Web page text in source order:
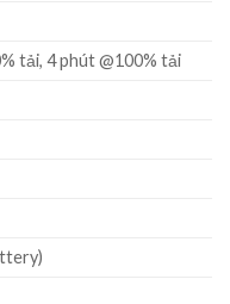
tải, 4 phút @100% tải